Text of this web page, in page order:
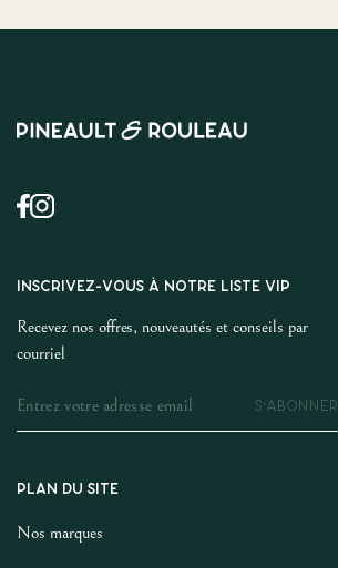
INSCRIVEZ-VOUS À NOTRE LISTE VIP
Recevez nos offres, nouveautés et conseils par
courriel
S'ABONNER
PLAN DU SITE
Nos marques